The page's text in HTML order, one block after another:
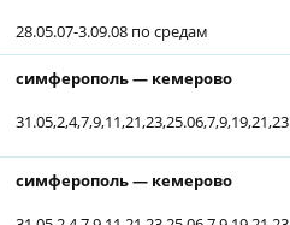
28.05.07-3.09.08 по средам
симферополь — кемерово
симферополь — кемерово